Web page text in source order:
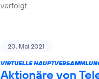
verfolgt.
20. Mai 2021
VIRTUELLE
Aktionäre von